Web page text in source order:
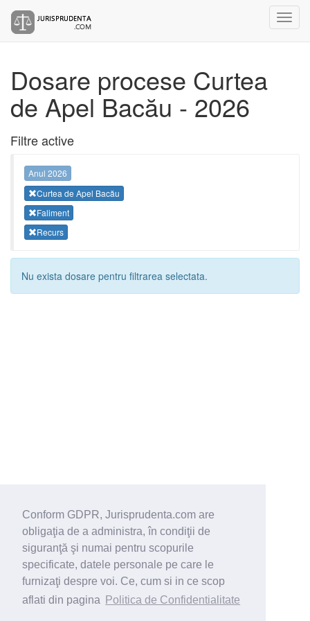
Conform GDPR, Jurisprudenta.com are
obligaţia de a administra, în condiţii de
siguranţă şi numai pentru scopurile
specificate, datele personale pe care le
furnizaţi despre voi. Ce, cum si in ce scop
aflati din pagina
Politica de Confidentialitate
Dosare procese Curtea
de Apel Bacău - 2026
Filtre active
Anul 2026
Curtea de Apel Bacău
Faliment
Recurs
Nu exista dosare pentru filtrarea selectata.